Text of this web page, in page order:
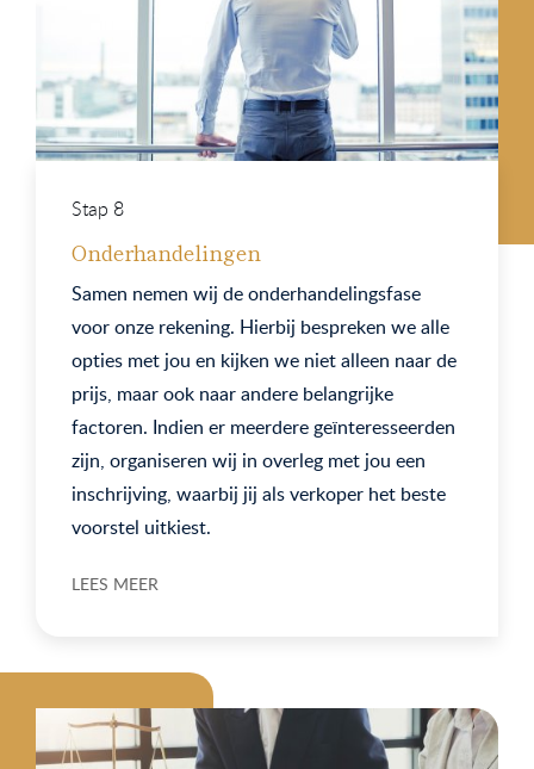
Stap 8
Onderhandelingen
Samen nemen wij de onderhandelingsfase
voor onze rekening. Hierbij bespreken we alle
opties met jou en kijken we niet alleen naar de
prijs, maar ook naar andere belangrijke
factoren. Indien er meerdere geïnteresseerden
zijn, organiseren wij in overleg met jou een
inschrijving, waarbij jij als verkoper het beste
voorstel uitkiest.
LEES MEER